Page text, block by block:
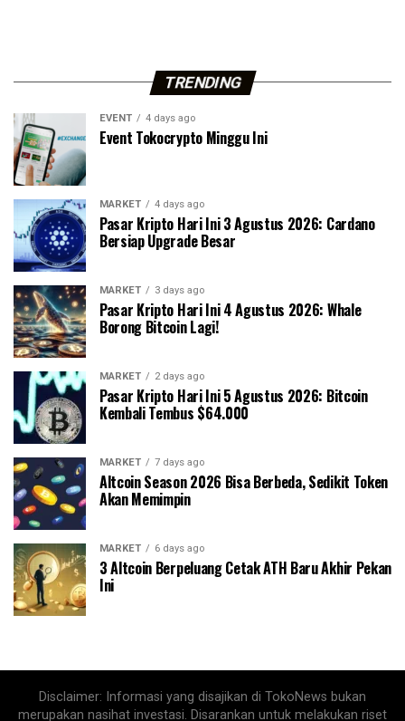
TRENDING
EVENT 4 days ago
Event Tokocrypto Minggu Ini
MARKET 4 days ago
Pasar Kripto Hari Ini 3 Agustus 2026: Cardano
Bersiap Upgrade Besar
MARKET 3 days ago
Pasar Kripto Hari Ini 4 Agustus 2026: Whale
Borong Bitcoin Lagi!
MARKET 2 days ago
Pasar Kripto Hari Ini 5 Agustus 2026: Bitcoin
Kembali Tembus $64.000
MARKET 7 days ago
Altcoin Season 2026 Bisa Berbeda, Sedikit Token
Akan Memimpin
MARKET 6 days ago
3 Altcoin Berpeluang Cetak ATH Baru Akhir Pekan
Ini
Disclaimer: Informasi yang disajikan di TokoNews bukan
merupakan nasihat investasi. Disarankan untuk melakukan riset